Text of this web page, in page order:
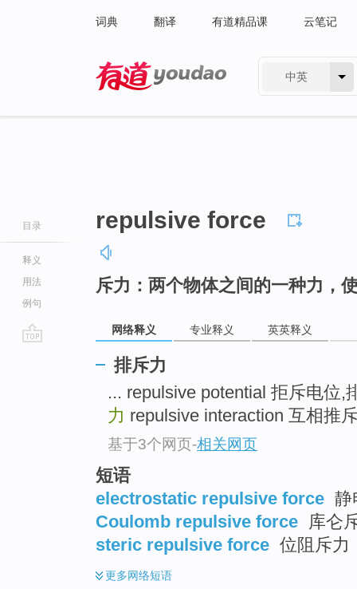
词典 翻译 有道精品课 云笔记
中英
目录
释义
用法
例句
repulsive force
斥力：两个物体之间的一种力，
网络释义 专业释义 英英释义
排斥力
... repulsive potential 拒斥电位,
力 repulsive interaction 互相推
基于3个网页-相关网页
短语
electrostatic repulsive force 静
Coulomb repulsive force
库仑
steric repulsive force 位阻斥力
更多网络短语